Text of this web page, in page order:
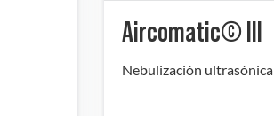
Aircomatic© III
Nebulización ultrasónica